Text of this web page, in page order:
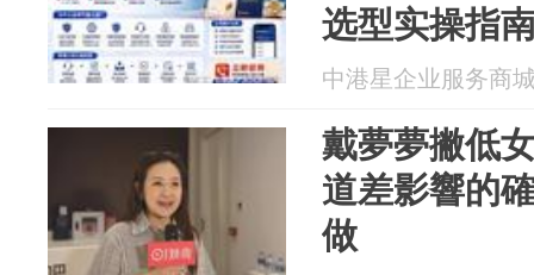
选型实操指
中港星企业服务商
戴夢夢撇低
道差影響的
做